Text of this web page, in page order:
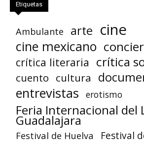
Etiquetas
Ambulante arte cine
cine mexicano
crítica literaria crítica
cuento cultura
entrevistas erotismo
Feria Internacional del
Guadalajara
Festival de Huelva Festival